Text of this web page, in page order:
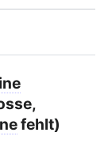
fehlt)